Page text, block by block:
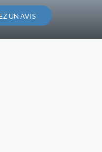
UN AVIS